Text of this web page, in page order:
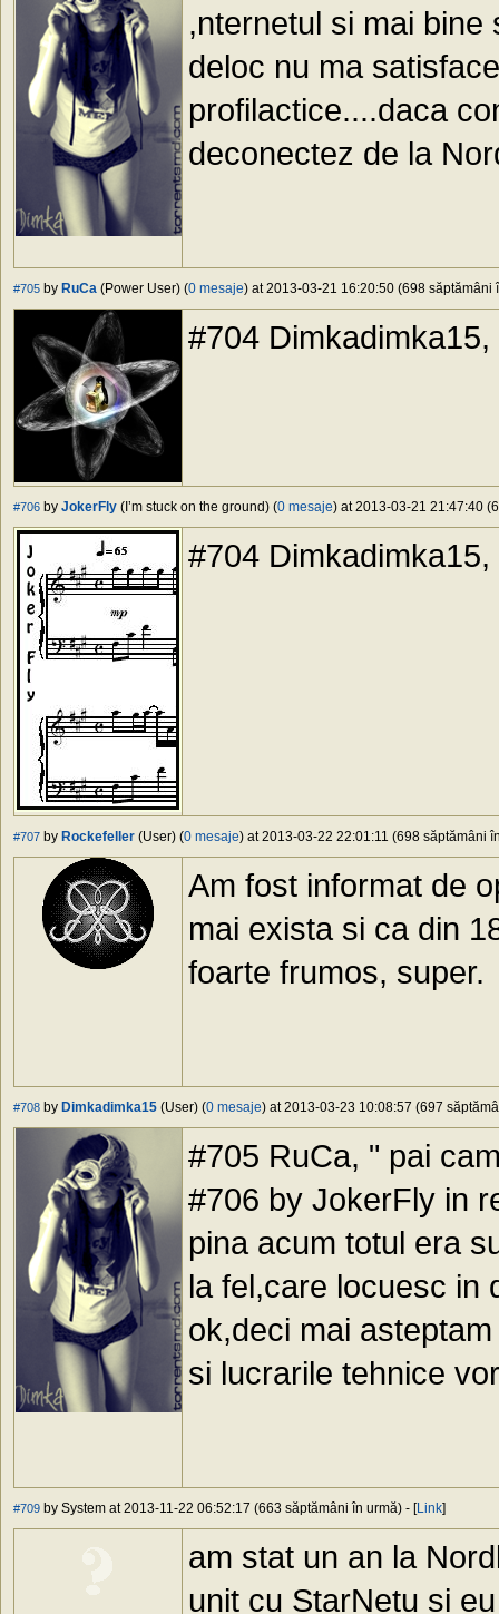
,nternetul si mai
deloc nu ma
profilactice....daca
deconectez de la
#705 by RuCa (Power User) (0 mesaje) at 2013-03-21 16:20:50 (698 săptămâni
#704
#706 by JokerFly (I’m stuck on the ground) (0 mesaje) at 2013-03-21 21:47:40
#704
#707 by Rockefeller (User) (0 mesaje) at 2013-03-22 22:01:11 (698 săptămâni
Am fost informat de
mai exista si ca din
foarte frumos, super.
#708 by Dimkadimka15 (User) (0 mesaje) at 2013-03-23 10:08:57 (697
#705 RuCa, " pai
#706 by JokerFly in
pina acum totul era
la fel,care locuesc in
ok,deci mai
si lucrarile tehnice
#709 by System at 2013-11-22 06:52:17 (663 săptămâni în urmă) - [Link]
am stat un an la
unit cu StarNetu si